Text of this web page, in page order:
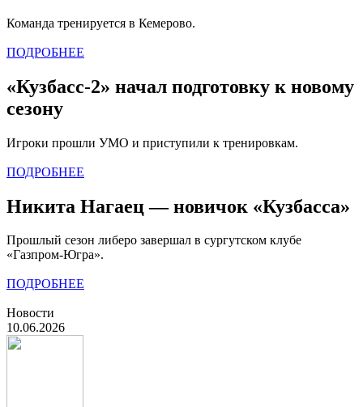
Команда тренируется в Кемерово.
ПОДРОБНЕЕ
«Кузбасс-2» начал подготовку к новому
сезону
Игроки прошли УМО и приступили к тренировкам.
ПОДРОБНЕЕ
Никита Нагаец — новичок «Кузбасса»
Прошлый сезон либеро завершал в сургутском клубе
«Газпром-Югра».
ПОДРОБНЕЕ
Новости
10.06.2026